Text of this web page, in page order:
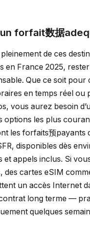
forfait数据
de ces
en France 2025,
Que ce soit
en temps réel ou
vous aurez besoin
options les plus
les forfaits预payants
disponibles dès
et appels inclus. Si
des cartes eSIM
un accès Internet
long terme —
quelques